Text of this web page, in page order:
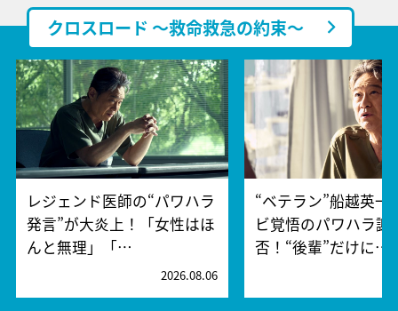
クロスロード ～救命救急の約束～
レジェンド医師の“パワハラ
発言”が大炎上！「女性はほ
んと無理」「…
2026.08.06
“ベテラン”船越英一
ビ覚悟のパワハラ謝
否！“後輩”だけに…